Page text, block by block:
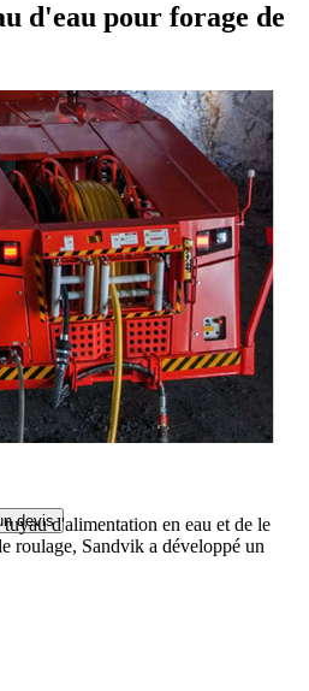
d'eau pour forage de
devisd'alimentation en eau et de le
roulage, Sandvik a développé un